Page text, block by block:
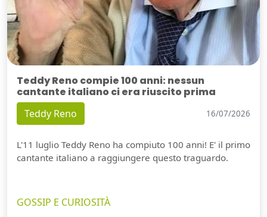
Teddy Reno compie 100 anni: nessun
cantante italiano ci era riuscito prima
Teddy Reno 16/07/2026
L'11 luglio Teddy Reno ha compiuto 100 anni! E' il primo
cantante italiano a raggiungere questo traguardo.
GOSSIP E CURIOSITÀ